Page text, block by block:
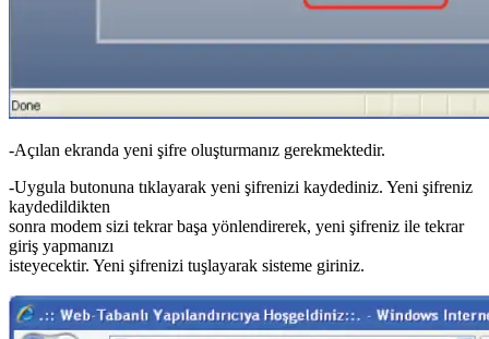
-Açılan ekranda yeni şifre oluşturmanız gerekmektedir.
-Uygula butonuna tıklayarak yeni şifrenizi kaydediniz. Yeni şifreniz
kaydedildikten
sonra modem sizi tekrar başa yönlendirerek, yeni şifreniz ile tekrar
giriş yapmanızı
isteyecektir. Yeni şifrenizi tuşlayarak sisteme giriniz.